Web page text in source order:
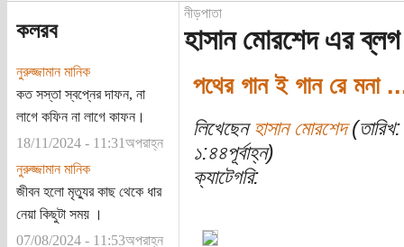
কলরব
নুরুজ্জামান মানিক
কত সস্তা স্বপ্নের দাফন, না
লাগে কফিন না লাগে কাফন।
18/11/2024 - 11:31অপরাহ্ন
নুরুজ্জামান মানিক
জীবন হলো মৃত্যুর কাছ থেকে ধার
নেয়া কিছুটা সময় ।
07/08/2024 - 11:53অপরাহ্ন
নীড়পাতা
হাসান মোরশেদ এর ব্লগ
পথের গান ই গান রে মনা
লিখেছেন হাসান মোরশেদ
১:৪৪পূর্বাহ্ন)
ক্যাটেগরি: